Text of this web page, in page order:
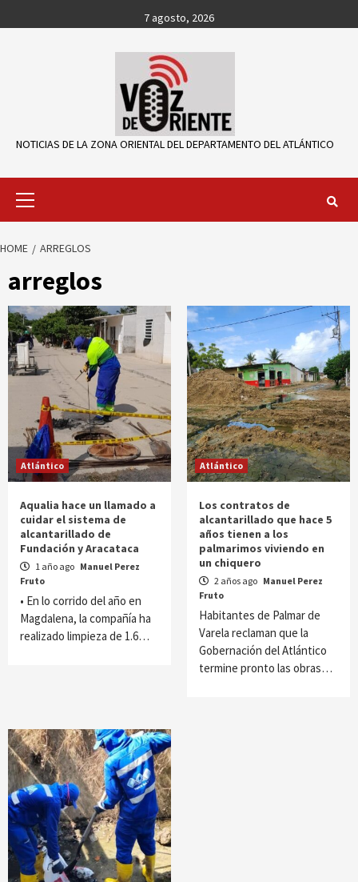
to
7 agosto, 2026
NOTICIAS DE LA ZONA ORIENTAL DEL DEPARTAMENTO DEL ATLÁNTICO
Primary
HOME ARREGLOS
arreglos
Atlántico
Aqualia hace un llamado a
cuidar el sistema de
alcantarillado de
Fundación y Aracataca
1 año ago Manuel Perez
Fruto
• En lo corrido del año en
Magdalena, la compañía ha
realizado limpieza de 1.6…
Atlántico
Los contratos de
alcantarillado que hace 5
años tienen a los
palmarimos viviendo en
un chiquero
2 años ago Manuel Perez
Fruto
Habitantes de Palmar de
Varela reclaman que la
Gobernación del Atlántico
termine pronto las obras…